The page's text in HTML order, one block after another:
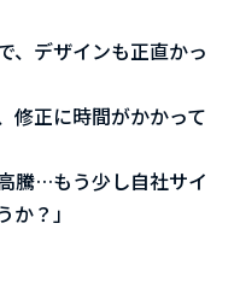
、デザインも正直かっ
修正に時間がかかって
騰…もう少し自社サイ
？」